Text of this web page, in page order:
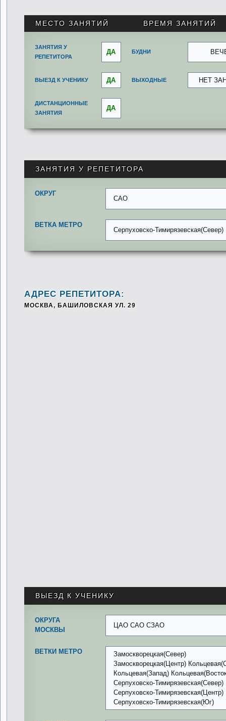
МЕСТО ЗАНЯТИЙ ВРЕМЯ ЗАНЯТИЙ
ЗАНЯТИЯ У
РЕПЕТИТОРА
ДА БУДНИ
ВЫЕЗД К УЧЕНИКУ ДА ВЫХОДНЫЕ НЕТ
ДИСТАНЦИОННЫЕ
ЗАНЯТИЯ
ДА
ЗАНЯТИЯ У РЕПЕТИТОРА
ОКРУГ
САО
ВЕТКА МЕТРО
Серпуховско-Тимирязевская(Север)
АДРЕС РЕПЕТИТОРА:
МОСКВА, БАШИЛОВСКАЯ УЛ. 29
ВЫЕЗД К УЧЕНИКУ
ОКРУГА
МОСКВЫ
ЦАО САО СЗАО
ВЕТКИ МЕТРО
Замоскворецкая(Север)
Замоскворецкая(Центр)
Кольцевая(Запад)
Серпуховско-Тимирязевская(Север)
Серпуховско-Тимирязевская(Центр)
Серпуховско-Тимирязевская(Юг)